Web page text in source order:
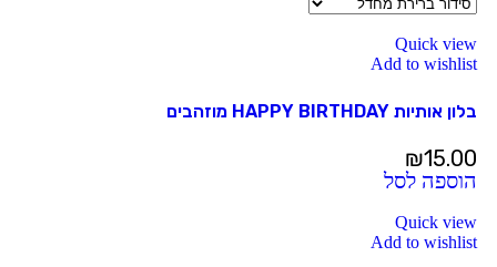
Quick view
Add to wishlist
בלון אותיות HAPPY BIRTHDAY מוזהבים
₪15.00
הוספה לסל
Quick view
Add to wishlist